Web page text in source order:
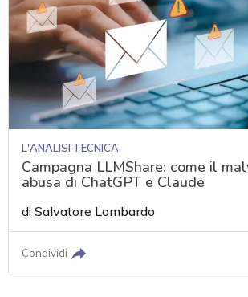
L'ANALISI TECNICA
Campagna LLMShare: come il
abusa di ChatGPT e Claude
diSalvatore Lombardo
Condividi